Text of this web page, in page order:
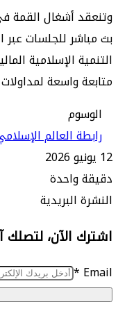
القمة في مركز
للجلسات عبر
الماليزية
لمداولات القمة
العالم الإسلامي
لتصلك آخر